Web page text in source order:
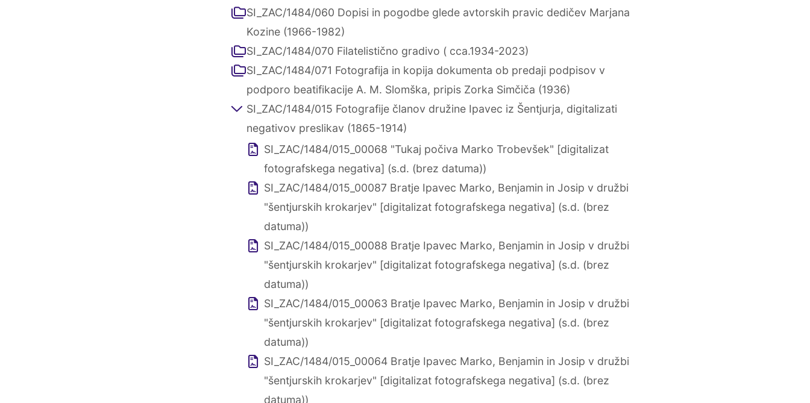
SI_ZAC/1484/060 Dopisi in pogodbe glede avtorskih pravic dedičev Marjana
Kozine (1966-1982)
SI_ZAC/1484/070 Filatelistično gradivo ( cca.1934-2023)
SI_ZAC/1484/071 Fotografija in kopija dokumenta ob predaji podpisov v
podporo beatifikacije A. M. Slomška, pripis Zorka Simčiča (1936)
SI_ZAC/1484/015 Fotografije članov družine Ipavec iz Šentjurja, digitalizati
negativov preslikav (1865-1914)
SI_ZAC/1484/015_00068 "Tukaj počiva Marko Trobevšek" [digitalizat
fotografskega negativa] (s.d. (brez datuma))
SI_ZAC/1484/015_00087 Bratje Ipavec Marko, Benjamin in Josip v družbi
"šentjurskih krokarjev" [digitalizat fotografskega negativa] (s.d. (brez
datuma))
SI_ZAC/1484/015_00088 Bratje Ipavec Marko, Benjamin in Josip v družbi
"šentjurskih krokarjev" [digitalizat fotografskega negativa] (s.d. (brez
datuma))
SI_ZAC/1484/015_00063 Bratje Ipavec Marko, Benjamin in Josip v družbi
"šentjurskih krokarjev" [digitalizat fotografskega negativa] (s.d. (brez
datuma))
SI_ZAC/1484/015_00064 Bratje Ipavec Marko, Benjamin in Josip v družbi
"šentjurskih krokarjev" [digitalizat fotografskega negativa] (s.d. (brez
datuma))